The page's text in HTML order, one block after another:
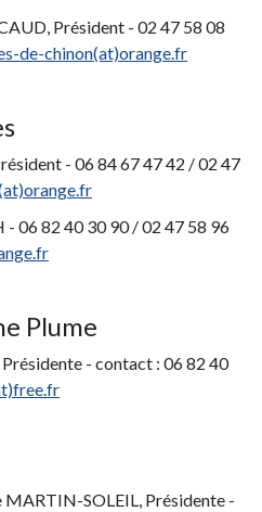
Président - 02 47 58 08
de-chinon(at)orange.fr
- 06 84 67 47 42 / 02 47
06 82 40 30 90 / 02 47 58 96
Plume
- contact : 06 82 40
SOLEIL, Présidente -